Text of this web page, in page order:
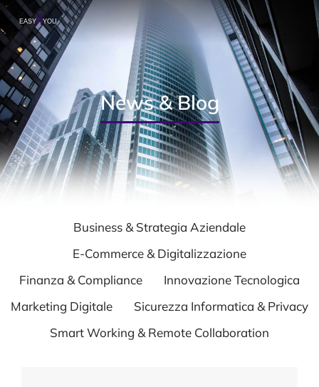
News & Blog
Business & Strategia Aziendale
E-Commerce & Digitalizzazione
Finanza & Compliance
Innovazione Tecnologica
Marketing Digitale
Sicurezza Informatica & Privacy
Smart Working & Remote Collaboration